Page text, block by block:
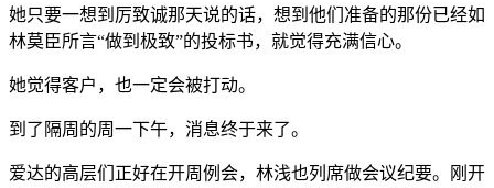
她只要一想到厉致诚那天说的话，想到他们准备的那份已经如
林莫臣所言“做到极致”的投标书，就觉得充满信心。
她觉得客户，也一定会被打动。
到了隔周的周一下午，消息终于来了。
爱达的高层们正好在开周例会，林浅也列席做会议纪要。刚开